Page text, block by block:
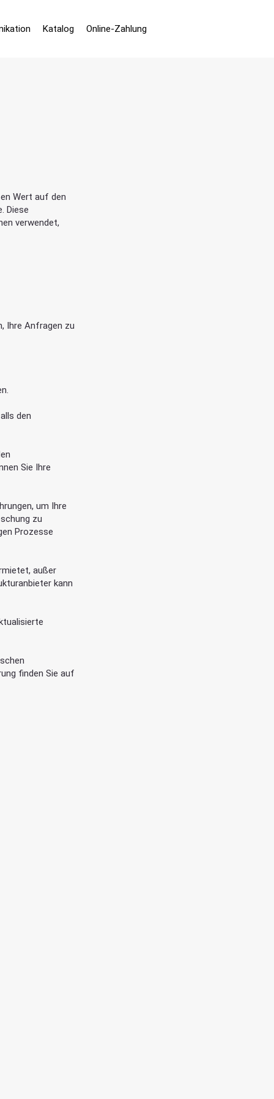
Katalog Online-Zahlung
Wert auf den
Diese
verwendet,
Ihre Anfragen zu
den
Sie Ihre
um Ihre
zu
Prozesse
außer
kann
finden Sie auf